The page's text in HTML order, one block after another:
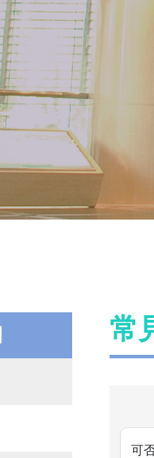
常
可